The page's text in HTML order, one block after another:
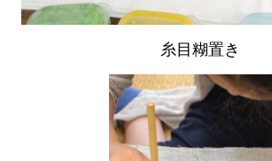
糸目糊置き